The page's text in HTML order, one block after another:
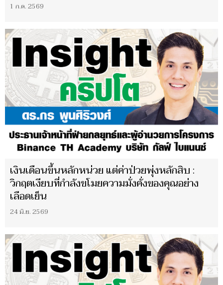
1 ก.ค. 2569
เงินเดือนขึ้นหลักหน่วย แต่ค่าป่วยพุ่งหลักสิบ :
วิกฤตเงียบที่กำลังขโมยความมั่งคั่งของคุณอย่าง
เลือดเย็น
24 มิ.ย. 2569